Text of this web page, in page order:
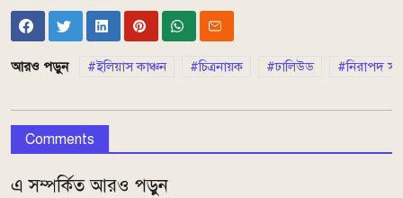
আরও পড়ুন ইলিয়াস কাঞ্চন চিত্রনায়ক ঢালিউড নিরাপদ
Comments
এ সম্পর্কিত আরও পড়ুন